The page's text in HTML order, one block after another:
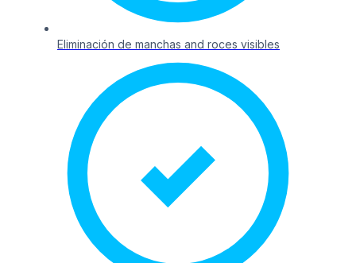
Eliminación de manchas and roces visibles